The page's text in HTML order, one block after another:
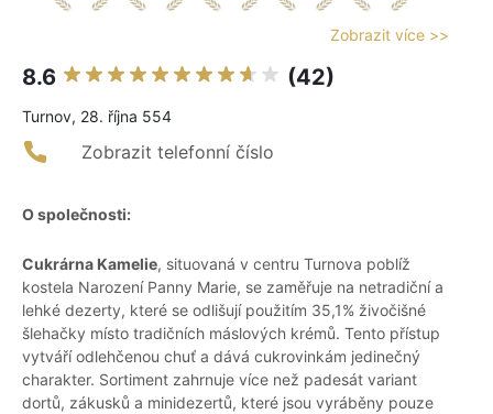
Zobrazit více >>
8.6 (42)
Turnov, 28. října 554
Zobrazit telefonní číslo
O společnosti:
Cukrárna Kamelie, situovaná v centru Turnova poblíž
kostela Narození Panny Marie, se zaměřuje na netradiční a
lehké dezerty, které se odlišují použitím 35,1% živočišné
šlehačky místo tradičních máslových krémů. Tento přístup
vytváří odlehčenou chuť a dává cukrovinkám jedinečný
charakter. Sortiment zahrnuje více než padesát variant
dortů, zákusků a minidezertů, které jsou vyráběny pouze